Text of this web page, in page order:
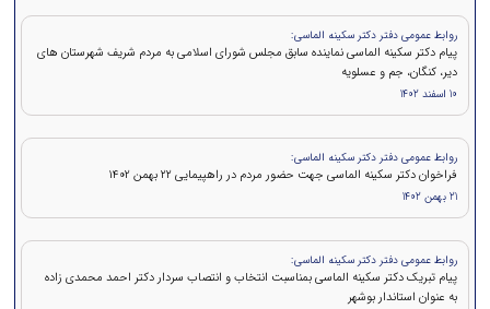
روابط عمومی دفتر دکتر سکینه الماسی:
پیام دکتر سکینه الماسی نماینده سابق مجلس شورای اسلامی به مردم شریف شهرستان های
دیر، کنگان، جم و عسلویه
10 اسفند 1402
روابط عمومی دفتر دکتر سکینه الماسی:
فراخوان دکتر سکینه الماسی جهت حضور مردم در راهپیمایی ۲۲ بهمن 1402
21 بهمن 1402
روابط عمومی دفتر دکتر سکینه الماسی:
پیام تبریک دکتر سکینه الماسی بمناسبت انتخاب و انتصاب سردار دکتر احمد محمدی زاده
به عنوان استاندار بوشهر